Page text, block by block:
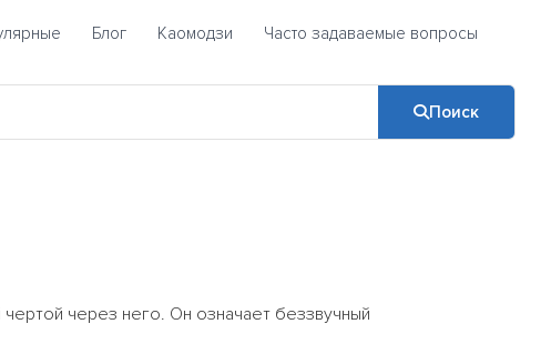
Блог Каомодзи Часто задаваемые вопросы
Поиск
чертой через него. Он означает беззвучный